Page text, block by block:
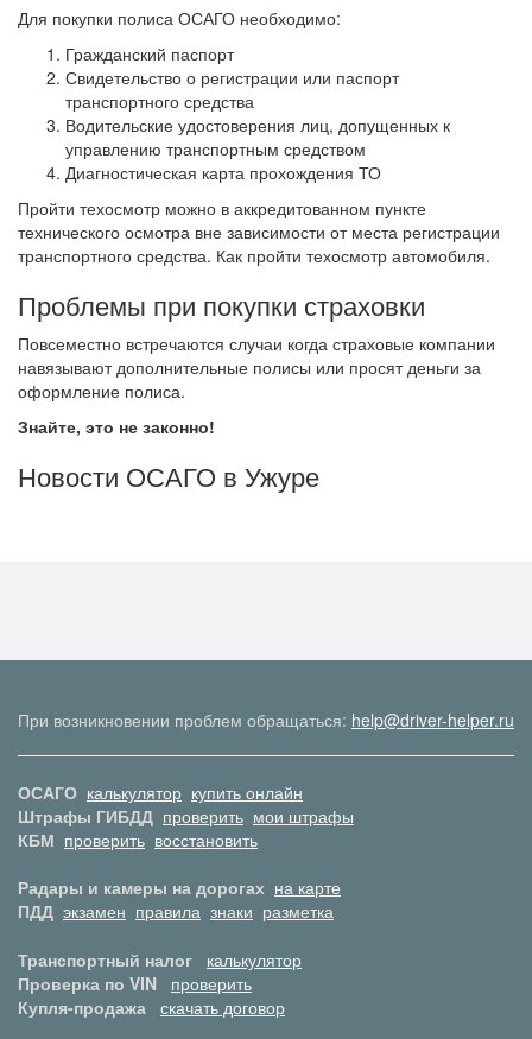
Для покупки полиса ОСАГО необходимо:
Гражданский паспорт
Свидетельство о регистрации или паспорт
транспортного средства
Водительские удостоверения лиц, допущенных к
управлению транспортным средством
Диагностическая карта прохождения ТО
Пройти техосмотр можно в аккредитованном пункте
технического осмотра вне зависимости от места регистрации
транспортного средства. Как пройти техосмотр автомобиля.
Проблемы при покупки страховки
Повсеместно встречаются случаи когда страховые компании
навязывают дополнительные полисы или просят деньги за
оформление полиса.
Знайте, это не законно!
Новости ОСАГО в Ужуре
При возникновении проблем обращаться: help@driver-helper.ru
ОСАГО калькулятор купить онлайн
Штрафы ГИБДД проверить мои штрафы
КБМ проверить восстановить
Радары и камеры на дорогах на карте
ПДД экзамен правила знаки разметка
Транспортный налог
калькулятор
Проверка по VIN
проверить
Купля-продажа скачать договор